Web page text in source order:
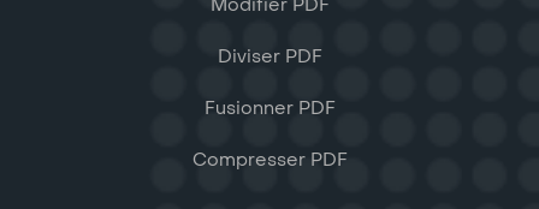
Diviser PDF
Fusionner PDF
Compresser PDF